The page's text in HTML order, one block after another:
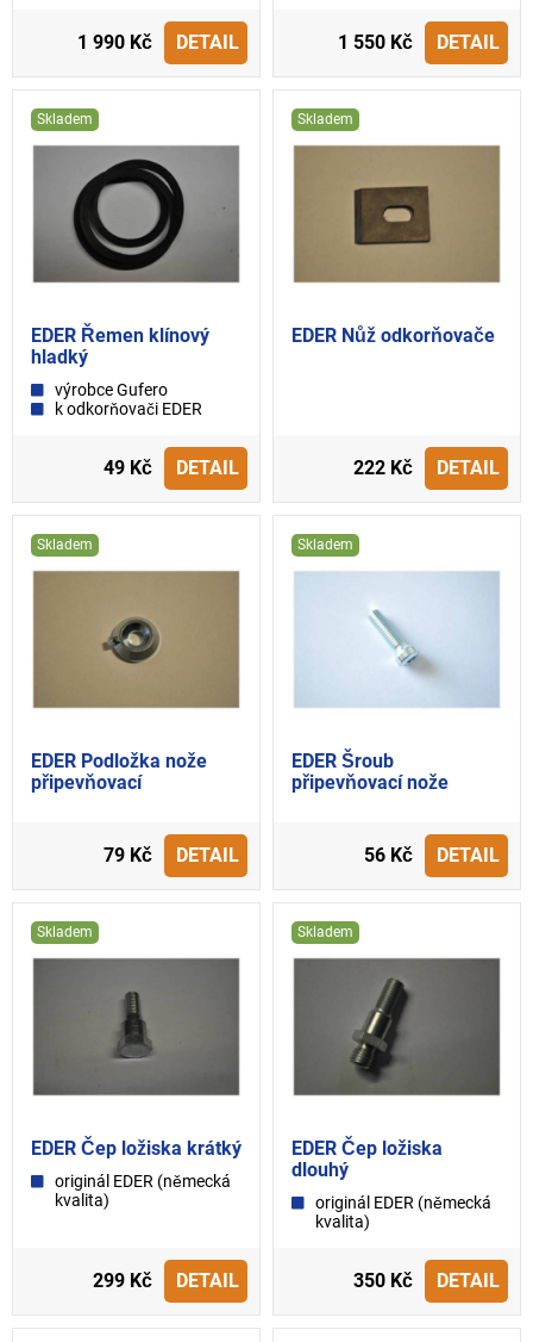
1 990 Kč DETAIL 1 550 Kč DETAIL
Skladem
EDER Řemen klínový
hladký
výrobce Gufero
k odkorňovači EDER
49 Kč DETAIL
Skladem
EDER Nůž odkorňovače
222 Kč DETAIL
Skladem
EDER Podložka nože
připevňovací
79 Kč DETAIL
Skladem
EDER Šroub
připevňovací nože
56 Kč DETAIL
Skladem
EDER Čep ložiska krátký
originál EDER (německá
kvalita)
299 Kč DETAIL
Skladem
EDER Čep ložiska
dlouhý
originál EDER (německá
kvalita)
350 Kč DETAIL